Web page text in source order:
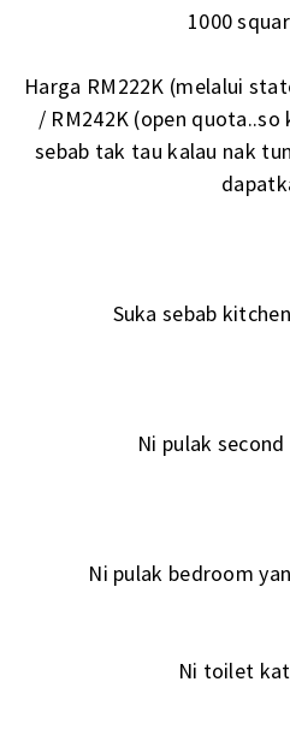
1000
Harga RM222K (melalui
/ RM242K (open
sebab tak tau kalau nak
Suka sebab
Ni pulak
Ni pulak bedroom
Ni toilet